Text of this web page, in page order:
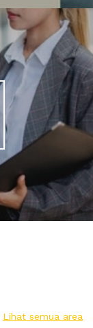
Lihat semua area